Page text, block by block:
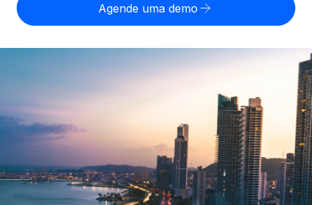
Perguntar a um especialista
Obtenha apoio especializado em RH e
Veja como nos comparamos com os outros
Integre os RH globais na sua plataforma de forma
English
Français
Deutsch
Italiano
Início de sessão
Agende uma demo